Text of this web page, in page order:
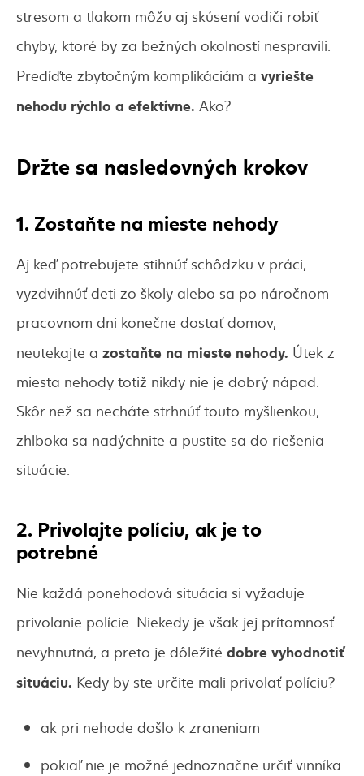
stresom a tlakom môžu aj skúsení vodiči robiť
chyby, ktoré by za bežných okolností nespravili.
Predíďte zbytočným komplikáciám a vyriešte
nehodu rýchlo a efektívne. Ako?
Držte sa nasledovných krokov
1. Zostaňte na mieste nehody
Aj keď potrebujete stihnúť schôdzku v práci,
vyzdvihnúť deti zo školy alebo sa po náročnom
pracovnom dni konečne dostať domov,
neutekajte a zostaňte na mieste nehody. Útek z
miesta nehody totiž nikdy nie je dobrý nápad.
Skôr než sa necháte strhnúť touto myšlienkou,
zhlboka sa nadýchnite a pustite sa do riešenia
situácie.
2. Privolajte políciu, ak je to
potrebné
Nie každá ponehodová situácia si vyžaduje
privolanie polície. Niekedy je však jej prítomnosť
nevyhnutná, a preto je dôležité dobre vyhodnotiť
situáciu. Kedy by ste určite mali privolať políciu?
ak pri nehode došlo k zraneniam
pokiaľ nie je možné jednoznačne určiť vinníka